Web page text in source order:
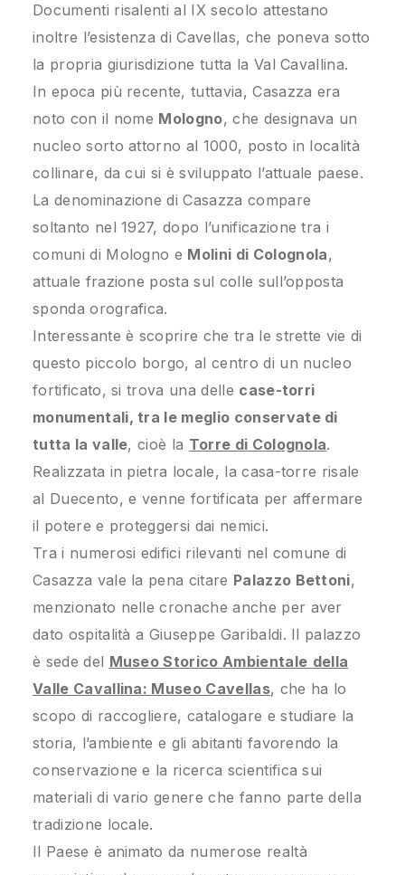
Documenti risalenti al IX secolo attestano
inoltre l’esistenza di Cavellas, che poneva sotto
la propria giurisdizione tutta la Val Cavallina.
In epoca più recente, tuttavia, Casazza era
noto con il nome Mologno, che designava un
nucleo sorto attorno al 1000, posto in località
collinare, da cui si è sviluppato l’attuale paese.
La denominazione di Casazza compare
soltanto nel 1927, dopo l’unificazione tra i
comuni di Mologno e Molini di Colognola,
attuale frazione posta sul colle sull’opposta
sponda orografica.
Interessante è scoprire che tra le strette vie di
questo piccolo borgo, al centro di un nucleo
fortificato, si trova una delle case-torri
monumentali, tra le meglio conservate di
tutta la valle, cioè la Torre di Colognola.
Realizzata in pietra locale, la casa-torre risale
al Duecento, e venne fortificata per affermare
il potere e proteggersi dai nemici.
Tra i numerosi edifici rilevanti nel comune di
Casazza vale la pena citare Palazzo Bettoni,
menzionato nelle cronache anche per aver
dato ospitalità a Giuseppe Garibaldi. Il palazzo
è sede del Museo Storico Ambientale della
Valle Cavallina: Museo Cavellas, che ha lo
scopo di raccogliere, catalogare e studiare la
storia, l’ambiente e gli abitanti favorendo la
conservazione e la ricerca scientifica sui
materiali di vario genere che fanno parte della
tradizione locale.
Il Paese è animato da numerose realtà